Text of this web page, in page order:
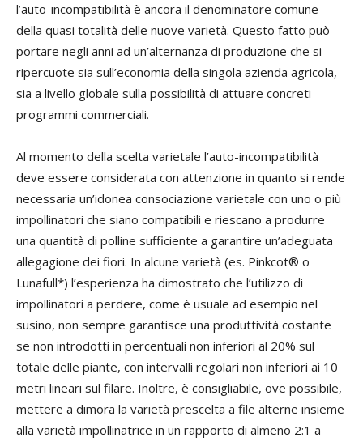
l’auto-incompatibilità è ancora il denominatore comune
della quasi totalità delle nuove varietà. Questo fatto può
portare negli anni ad un’alternanza di produzione che si
ripercuote sia sull’economia della singola azienda agricola,
sia a livello globale sulla possibilità di attuare concreti
programmi commerciali.
Al momento della scelta varietale l’auto-incompatibilità
deve essere considerata con attenzione in quanto si rende
necessaria un’idonea consociazione varietale con uno o più
impollinatori che siano compatibili e riescano a produrre
una quantità di polline sufficiente a garantire un’adeguata
allegagione dei fiori. In alcune varietà (es. Pinkcot® o
Lunafull*) l’esperienza ha dimostrato che l’utilizzo di
impollinatori a perdere, come è usuale ad esempio nel
susino, non sempre garantisce una produttività costante
se non introdotti in percentuali non inferiori al 20% sul
totale delle piante, con intervalli regolari non inferiori ai 10
metri lineari sul filare. Inoltre, è consigliabile, ove possibile,
mettere a dimora la varietà prescelta a file alterne insieme
alla varietà impollinatrice in un rapporto di almeno 2:1 a